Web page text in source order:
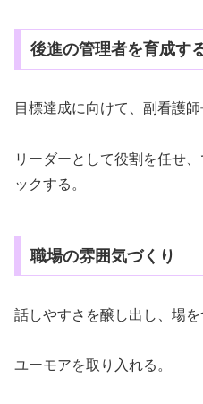
後進の管理者を育成す
目標達成に向けて、副看護師
リーダーとして役割を任せ
ックする。
職場の雰囲気づくり
話しやすさを醸し出し、場を
ユーモアを取り入れる。